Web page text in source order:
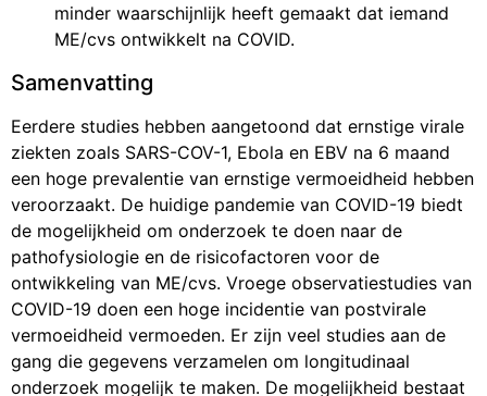
minder waarschijnlijk heeft gemaakt dat iemand
ME/cvs ontwikkelt na COVID.
Samenvatting
Eerdere studies hebben aangetoond dat ernstige virale
ziekten zoals SARS-COV-1, Ebola en EBV na 6 maand
een hoge prevalentie van ernstige vermoeidheid hebben
veroorzaakt. De huidige pandemie van COVID-19 biedt
de mogelijkheid om onderzoek te doen naar de
pathofysiologie en de risicofactoren voor de
ontwikkeling van ME/cvs. Vroege observatiestudies van
COVID-19 doen een hoge incidentie van postvirale
vermoeidheid vermoeden. Er zijn veel studies aan de
gang die gegevens verzamelen om longitudinaal
onderzoek mogelijk te maken. De mogelijkheid bestaat